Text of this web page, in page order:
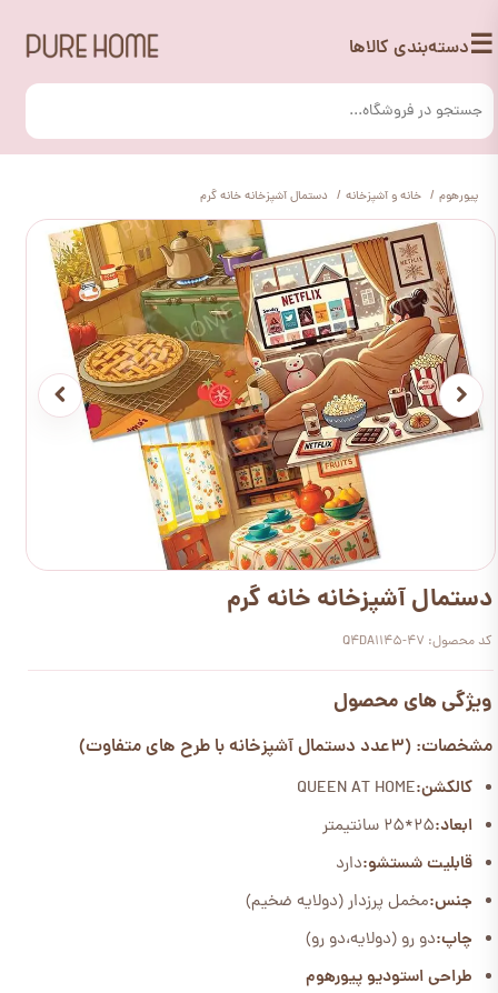
☰دسته‌بندی کالاها
پیورهوم خانه و آشپزخانه دستمال آشپزخانه خانه گرم
دستمال آشپزخانه خانه گرم
کد محصول: Q4DA1145-47
ویژگی های محصول
مشخصات: (3عدد دستمال آشپزخانه با طرح های متفاوت)
کالکشن:QUEEN AT HOME
ابعاد:25*25 سانتیمتر
قابلیت شستشو:دارد
جنس:مخمل پرزدار (دولایه ضخیم)
چاپ:دو رو (دولایه،دو رو)
طراحی استودیو پیورهوم